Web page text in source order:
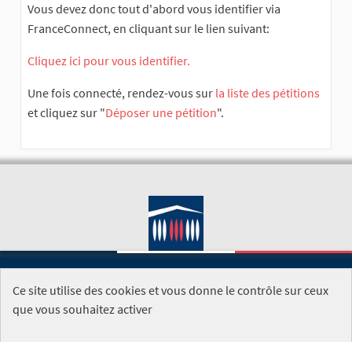
Vous devez donc tout d'abord vous identifier via
FranceConnect, en cliquant sur le lien suivant:
Cliquez ici pour vous identifier.
Une fois connecté, rendez-vous sur la liste des pétitions
et cliquez sur "Déposer une pétition".
SITE DE L'ASSEMBLÉE NATIONALE
Ce site utilise des cookies et vous donne le contrôle sur ceux
que vous souhaitez activer